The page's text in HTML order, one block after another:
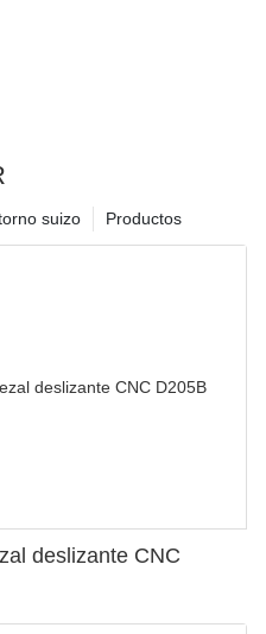
Productos
suizo
deslizante CNC